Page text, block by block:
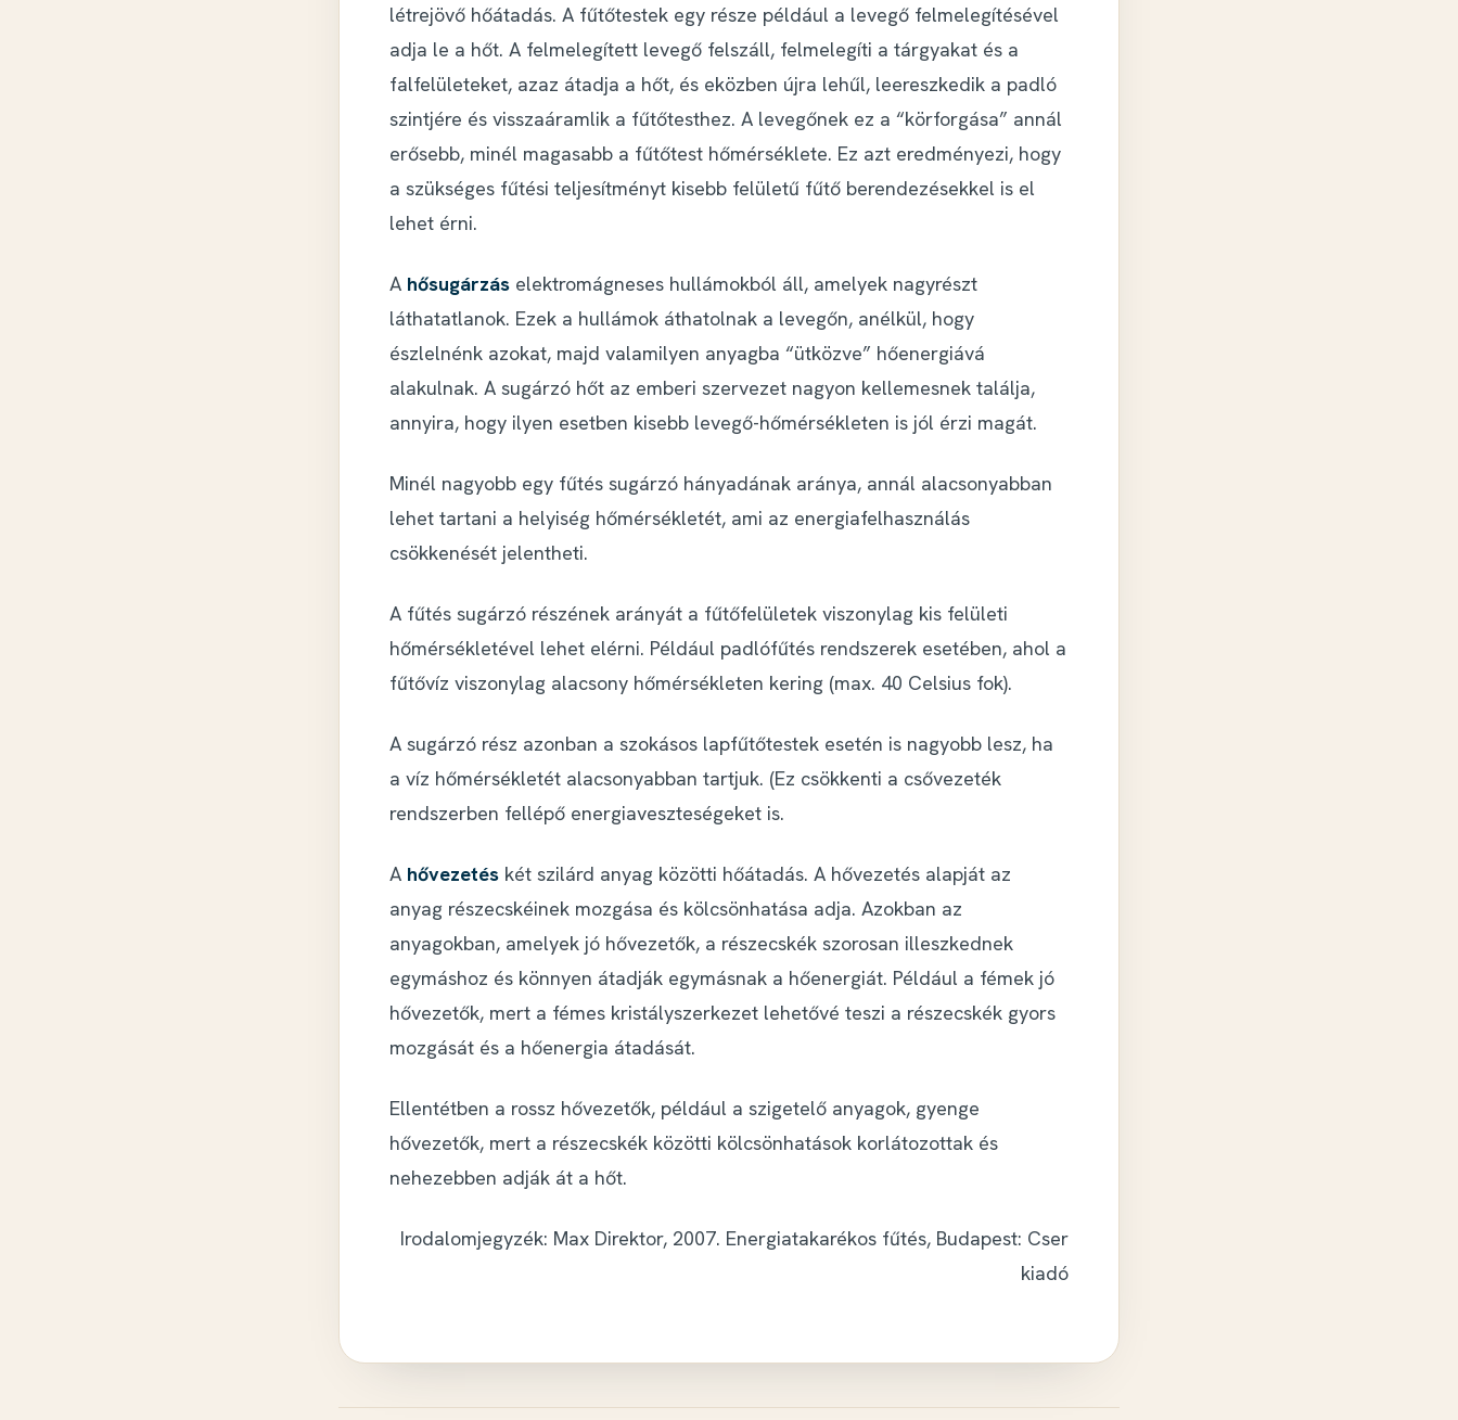
létrejövő hőátadás. A fűtőtestek egy része például a levegő felmelegítésével
adja le a hőt. A felmelegített levegő felszáll, felmelegíti a tárgyakat és a
falfelületeket, azaz átadja a hőt, és eközben újra lehűl, leereszkedik a padló
szintjére és visszaáramlik a fűtőtesthez. A levegőnek ez a “körforgása” annál
erősebb, minél magasabb a fűtőtest hőmérséklete. Ez azt eredményezi, hogy
a szükséges fűtési teljesítményt kisebb felületű fűtő berendezésekkel is el
lehet érni.
A hősugárzás elektromágneses hullámokból áll, amelyek nagyrészt
láthatatlanok. Ezek a hullámok áthatolnak a levegőn, anélkül, hogy
észlelnénk azokat, majd valamilyen anyagba “ütközve” hőenergiává
alakulnak. A sugárzó hőt az emberi szervezet nagyon kellemesnek találja,
annyira, hogy ilyen esetben kisebb levegő-hőmérsékleten is jól érzi magát.
Minél nagyobb egy fűtés sugárzó hányadának aránya, annál alacsonyabban
lehet tartani a helyiség hőmérsékletét, ami az energiafelhasználás
csökkenését jelentheti.
A fűtés sugárzó részének arányát a fűtőfelületek viszonylag kis felületi
hőmérsékletével lehet elérni. Például padlófűtés rendszerek esetében, ahol a
fűtővíz viszonylag alacsony hőmérsékleten kering (max. 40 Celsius fok).
A sugárzó rész azonban a szokásos lapfűtőtestek esetén is nagyobb lesz, ha
a víz hőmérsékletét alacsonyabban tartjuk. (Ez csökkenti a csővezeték
rendszerben fellépő energiaveszteségeket is.
A hővezetés két szilárd anyag közötti hőátadás. A hővezetés alapját az
anyag részecskéinek mozgása és kölcsönhatása adja. Azokban az
anyagokban, amelyek jó hővezetők, a részecskék szorosan illeszkednek
egymáshoz és könnyen átadják egymásnak a hőenergiát. Például a fémek jó
hővezetők, mert a fémes kristályszerkezet lehetővé teszi a részecskék gyors
mozgását és a hőenergia átadását.
Ellentétben a rossz hővezetők, például a szigetelő anyagok, gyenge
hővezetők, mert a részecskék közötti kölcsönhatások korlátozottak és
nehezebben adják át a hőt.
Irodalomjegyzék: Max Direktor, 2007. Energiatakarékos fűtés, Budapest: Cser
kiadó